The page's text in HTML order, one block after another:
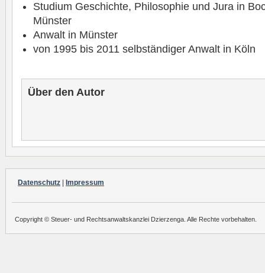
Studium Geschichte, Philosophie und Jura in
Münster
Anwalt in Münster
von 1995 bis 2011 selbständiger Anwalt in Köln
Über den Autor
Datenschutz Impressum
Copyright © Steuer- und Rechtsanwaltskanzlei Dzierzenga. Alle Rechte vorbehalten.